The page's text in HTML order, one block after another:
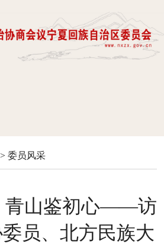
委员风采
青山鉴初心——访
员、北方民族大